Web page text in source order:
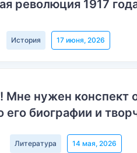
революция 1917
История 17 июня, 2026
Мне нужен
биографии и
Литература 14 мая, 2026